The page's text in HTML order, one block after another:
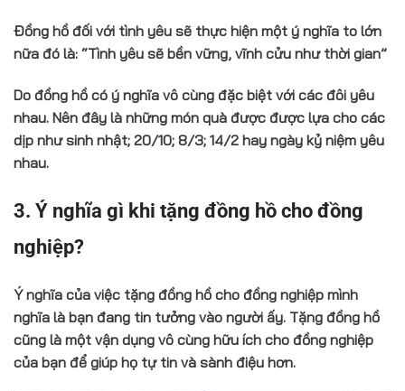
Đồng hồ đối với tình yêu sẽ thực hiện một ý nghĩa to lớn
nữa đó là: “Tình yêu sẽ bền vững, vĩnh cửu như thời gian”
Do đồng hồ có ý nghĩa vô cùng đặc biệt với các đôi yêu
nhau. Nên đây là những món quà được được lựa cho các
dịp như sinh nhật; 20/10; 8/3; 14/2 hay ngày kỷ niệm yêu
nhau.
3. Ý nghĩa gì khi tặng đồng hồ cho đồng
nghiệp?
Ý nghĩa của việc tặng đồng hồ cho đồng nghiệp mình
nghĩa là bạn đang tin tưởng vào người ấy. Tặng đồng hồ
cũng là một vận dụng vô cùng hữu ích cho đồng nghiệp
của bạn để giúp họ tự tin và sành điệu hơn.